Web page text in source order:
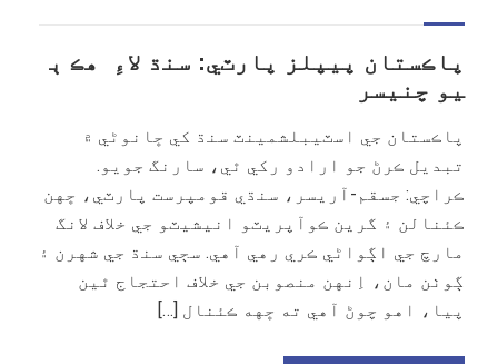
پاڪستان پيپلز پارٽي: سنڌ لاءِ هڪ ٻ
يو چنيسر
پاڪستان جي اسٽيبلشمينٽ سنڌ کي ڇانوڻي ۾
تبديل ڪرڻ جو ارادو رکي ٿي، سارنگ جويو.
ڪراچي: جسقم-آريسر، سنڌي قومپرست پارٽي، ڇهن
ڪئنالن ۽ گرين ڪوآپريٽو انيشيٽو جي خلاف لانگ
مارچ جي اڳواڻي ڪري رهي آهي. سڄي سنڌ جي شهرن ۽
ڳوٺن مان، اِنهن منصوبن جي خلاف احتجاج ٿين
پيا، اهو چوڻ آهي ته ڇهه ڪئنال […]